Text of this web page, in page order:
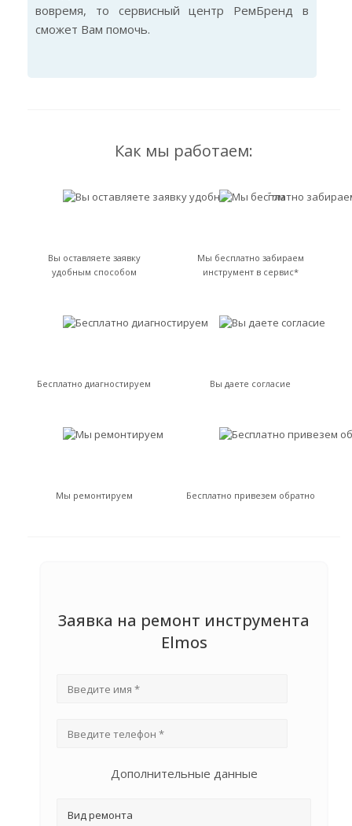
вовремя, то сервисный центр РемБренд в
сможет Вам помочь.
Как мы работаем:
Вы оставляете заявку
удобным способом
Мы бесплатно забираем
инструмент в сервис*
Бесплатно диагностируем Вы даете согласие
Мы ремонтируем Бесплатно привезем обратно
Заявка на ремонт инструмента
Elmos
Дополнительные данные
Вид ремонта